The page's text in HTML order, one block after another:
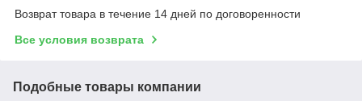
Возврат товара в течение 14 дней по договоренности
Все условия возврата
Подобные товары компании